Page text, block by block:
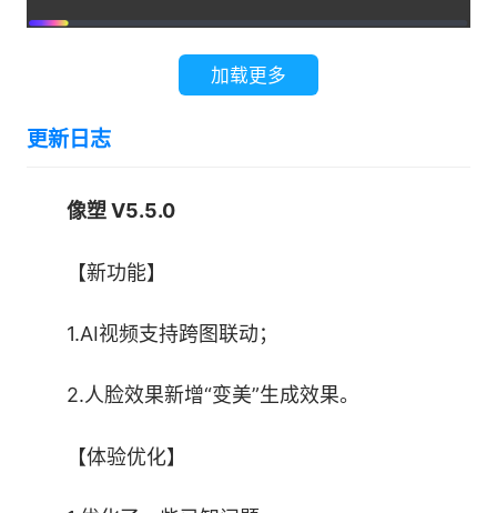
像塑还可以用于艺术设计和创意表达。设计师
可以利用软件中的三维建模和纹理绘制功能，将自
或作为艺术品进行销售。
【软件特色】
1、体验多素材创作新纪元：在抖音特效开放
创意被无限放大。
2、黑科技让创作无上限：超过 130 种算法能
加载更多
更新日志
像塑 V5.5.0
【新功能】
1.AI视频支持跨图联动；
2.人脸效果新增“变美”生成效果。
【体验优化】